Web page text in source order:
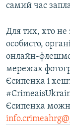
самий час
Для тих, хто не
особисто,
онлайн-
мережах
Єсипенка і
Єсипенка